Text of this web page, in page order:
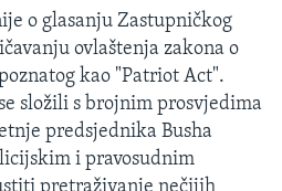
DRŽAVE
o glasanju Zastupničkog
ovlaštenja zakona o
kao "Patriot Act".
složili s brojnim prosvjedima
predsjednika Busha
i pravosudnim